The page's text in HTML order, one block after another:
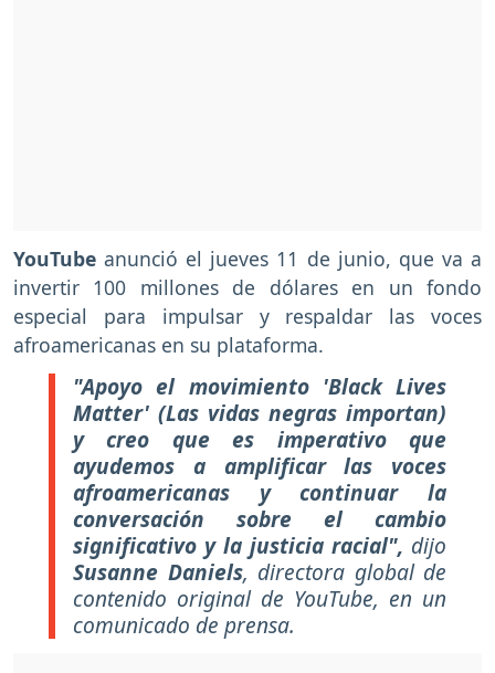
YouTubeanunció el jueves 11 de junio, que va a
invertir 100 millones de dólares en un fondo
especial para impulsar y respaldar las voces
afroamericanas en su plataforma.
"Apoyo el movimiento 'Black Lives
Matter' (Las vidas negras importan)
y creo que es imperativo que
ayudemos a amplificar las voces
afroamericanas y continuar la
conversación sobre el cambio
significativo y la justicia racial", dijo
Susanne Daniels, directora global de
contenido original de YouTube, en un
comunicado de prensa.